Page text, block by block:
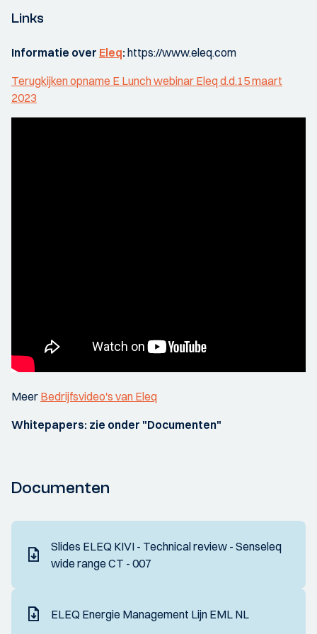
Links
Informatie over Eleq:https://www.eleq.com
Terugkijken opname E Lunch webinar Eleq d.d.15 maart
2023
Meer Bedrijfsvideo's van Eleq
Whitepapers: zie onder "Documenten"
Documenten
Slides ELEQ KIVI - Technical review - Senseleq
wide range CT - 007
ELEQ Energie Management Lijn EML NL